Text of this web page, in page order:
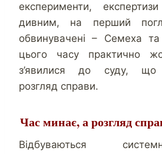
експерименти,
дивним, на перший
обвинувачені – Семеха
цього часу практично
з’явилися до суду, що
розгляд справи.
Час минає, а розгляд
Відбуваються